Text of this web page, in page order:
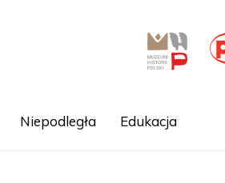
Niepodległa Edukacja